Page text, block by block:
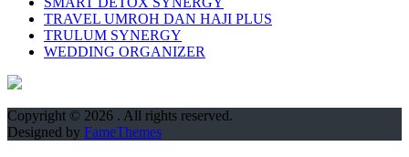
TRAVEL UMROH DAN HAJI PLUS
TRULUM SYNERGY
WEDDING ORGANIZER
Copyright © 2026 . All rights reserved.
Designed by FameThemes